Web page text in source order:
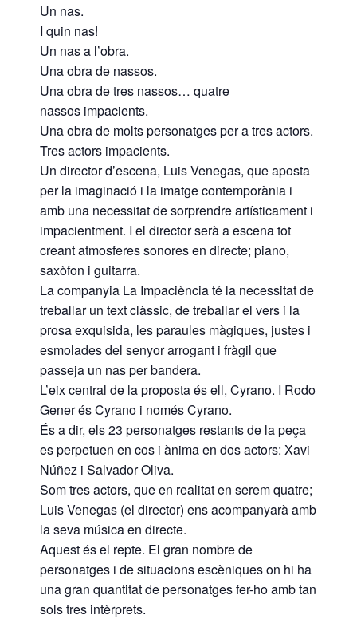
Un nas.
I quin nas!
Un nas a l’obra.
Una obra de nassos.
Una obra de tres nassos… quatre
nassos impacients.
Una obra de molts personatges per a tres actors.
Tres actors impacients.
Un director d’escena, Luis Venegas, que aposta
per la imaginació i la imatge contemporània i
amb una necessitat de sorprendre artísticament i
impacientment. I el director serà a escena tot
creant atmosferes sonores en directe; piano,
saxòfon i guitarra.
La companyia La Impaciència té la necessitat de
treballar un text clàssic, de treballar el vers i la
prosa exquisida, les paraules màgiques, justes i
esmolades del senyor arrogant i fràgil que
passeja un nas per bandera.
̈́L’eix central de la proposta és ell, Cyrano. I Rodo
Gener és Cyrano i només Cyrano.
És a dir, els 23 personatges restants de la peça
es perpetuen en cos i ànima en dos actors: Xavi
Núñez i Salvador Oliva.
Som tres actors, que en realitat en serem quatre;
Luis Venegas (el director) ens acompanyarà amb
la seva música en directe.
Aquest és el repte. El gran nombre de
personatges i de situacions escèniques on hi ha
una gran quantitat de personatges fer-ho amb tan
sols tres intèrprets.